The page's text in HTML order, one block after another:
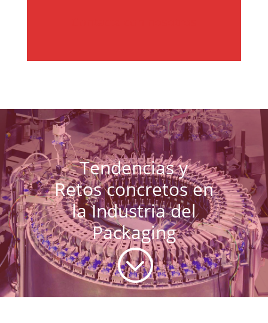
Tendencias y
Retos concretos en
la Industria del
Packaging
;